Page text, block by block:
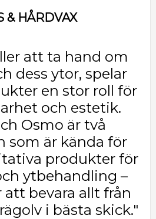
& HÅRDVAX
att ta hand om
dess ytor, spelar
en stor roll för
och estetik.
Osmo är två
som är kända för
produkter för
ytbehandling –
att bevara allt från
i bästa skick."